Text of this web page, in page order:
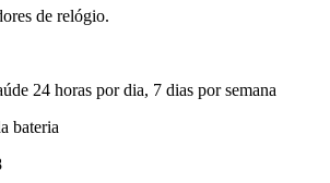
de relógio.
24 horas por dia, 7 dias por semana
bateria